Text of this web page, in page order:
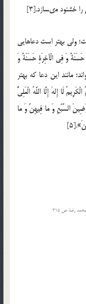
خشنود مى‏سازد.[3]
ولی بهتر است دعاهایی
حَسَنَةً وَ فِی الْآخِرَةِ حَسَنَةً وَ
بخواند؛ مانند این دعا که بهتر
لَا إِلهَ إِلَّا اللَّهُ الْعَلِىُّ
السَّبْعِ وَ ما فِیهِنَّ وَ ما